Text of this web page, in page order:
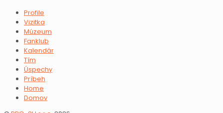
Profile
Vizitka
Múzeum
Fanklub
Kalendár
Tím
Úspechy
Príbeh
Home
Domov